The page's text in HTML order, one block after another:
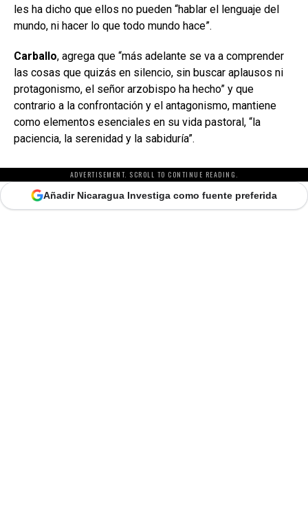
les ha dicho que ellos no pueden “hablar el lenguaje del
mundo, ni hacer lo que todo mundo hace”.
Carballo, agrega que “más adelante se va a comprender
las cosas que quizás en silencio, sin buscar aplausos ni
protagonismo, el señor arzobispo ha hecho” y que
contrario a la confrontación y el antagonismo, mantiene
como elementos esenciales en su vida pastoral, “la
paciencia, la serenidad y la sabiduría”.
ADVERTISEMENT. SCROLL TO CONTINUE READING.
Añadir Nicaragua Investiga como fuente preferida